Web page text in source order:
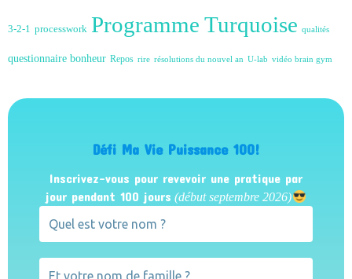
3-2-1 processwork Programme Turquoise qualités
questionnaire bonheur Repos rire résolutions du nouvel an U-lab vidéo brain gym
Défi Ma Vie Puissance 100!
Inscrivez-vous pour revevoir une pratique par
jour pendant 100 jours (début septembre 2026)